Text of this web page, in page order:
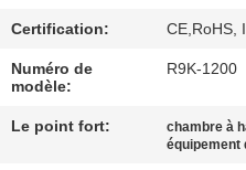
CONTACTEZ-
NOUS
NOUVELLES
Certification: CE,RoHS,
Numéro de
modèle:
R9K-1200
Le point fort: chambre à
équipement